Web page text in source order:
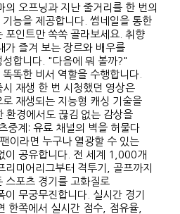
의 오프닝과 지난 줄거리를 한 번의
능을 제공합니다. 썸네일을 통한
포인트만 쏙쏙 골라보세요. 취향
가 즐겨 보는 장르와 배우를
합니다. "다음에 뭐 볼까?"
똑한 비서 역할을 수행합니다.
재생 한 번 시청했던 영상은
재생되는 지능형 캐싱 기술을
환경에서도 끊김 없는 감상을
중계: 유료 채널의 벽을 허물다
이라면 누구나 열광할 수 있는
이 공유합니다. 전 세계 1,000개
리미어리그부터 격투기, 골프까지
스포츠 경기를 고화질로
무궁무진합니다. 실시간 경기
한쪽에서 실시간 점수, 점유율,